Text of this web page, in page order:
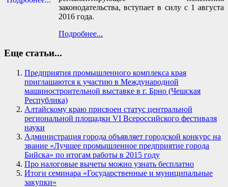
законодательства, вступает в силу с 1 августа
2016 года.
Подробнее...
Еще статьи...
Предприятия промышленного комплекса края
приглашаются к участию в Международной
машиностроительной выставке в г. Брно (Чешская
Республика)
Алтайскому краю присвоен статус центральной
региональной площадки VI Всероссийского фестиваля
науки
Администрация города объявляет городской конкурс на
звание «Лучшее промышленное предприятие города
Бийска» по итогам работы в 2015 году
Про налоговые вычеты можно узнать бесплатно
Итоги семинара «Государственные и муниципальные
закупки»